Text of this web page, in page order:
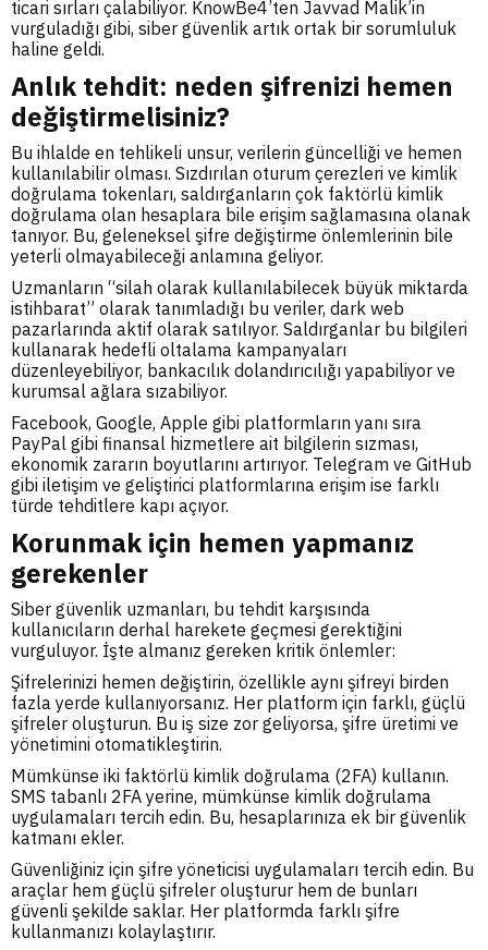
ticari sırları çalabiliyor. KnowBe4’ten Javvad Malik’in
vurguladığı gibi, siber güvenlik artık ortak bir sorumluluk
haline geldi.
Anlık tehdit: neden şifrenizi hemen
değiştirmelisiniz?
Bu ihlalde en tehlikeli unsur, verilerin güncelliği ve hemen
kullanılabilir olması. Sızdırılan oturum çerezleri ve kimlik
doğrulama tokenları, saldırganların çok faktörlü kimlik
doğrulama olan hesaplara bile erişim sağlamasına olanak
tanıyor. Bu, geleneksel şifre değiştirme önlemlerinin bile
yeterli olmayabileceği anlamına geliyor.
Uzmanların “silah olarak kullanılabilecek büyük miktarda
istihbarat” olarak tanımladığı bu veriler, dark web
pazarlarında aktif olarak satılıyor. Saldırganlar bu bilgileri
kullanarak hedefli oltalama kampanyaları
düzenleyebiliyor, bankacılık dolandırıcılığı yapabiliyor ve
kurumsal ağlara sızabiliyor.
Facebook, Google, Apple gibi platformların yanı sıra
PayPal gibi finansal hizmetlere ait bilgilerin sızması,
ekonomik zararın boyutlarını artırıyor. Telegram ve GitHub
gibi iletişim ve geliştirici platformlarına erişim ise farklı
türde tehditlere kapı açıyor.
Korunmak için hemen yapmanız
gerekenler
Siber güvenlik uzmanları, bu tehdit karşısında
kullanıcıların derhal harekete geçmesi gerektiğini
vurguluyor. İşte almanız gereken kritik önlemler:
Şifrelerinizi hemen değiştirin, özellikle aynı şifreyi birden
fazla yerde kullanıyorsanız. Her platform için farklı, güçlü
şifreler oluşturun. Bu iş size zor geliyorsa, şifre üretimi ve
yönetimini otomatikleştirin.
Mümkünse iki faktörlü kimlik doğrulama (2FA) kullanın.
SMS tabanlı 2FA yerine, mümkünse kimlik doğrulama
uygulamaları tercih edin. Bu, hesaplarınıza ek bir güvenlik
katmanı ekler.
Güvenliğiniz için şifre yöneticisi uygulamaları tercih edin. Bu
araçlar hem güçlü şifreler oluşturur hem de bunları
güvenli şekilde saklar. Her platformda farklı şifre
kullanmanızı kolaylaştırır.